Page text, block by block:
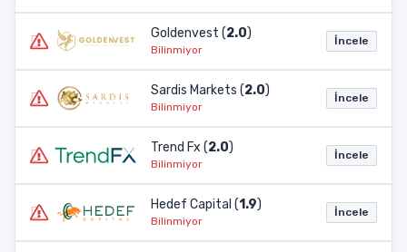
Goldenvest (2.0)
Bilinmiyor
İncele
Sardis Markets (2.0)
Bilinmiyor
İncele
Trend Fx (2.0)
Bilinmiyor
İncele
Hedef Capital (1.9)
Bilinmiyor
İncele